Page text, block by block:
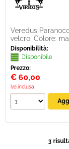
Veredus
velcro. Colore:
Disponibilità:
Disponibile
Prezzo:
€ 60,00
Iva inclusa
3